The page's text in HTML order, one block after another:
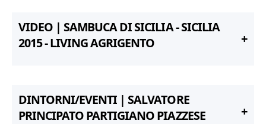
VIDEO | SAMBUCA DI SICILIA - SICILIA
2015 - LIVING AGRIGENTO
DINTORNI/EVENTI | SALVATORE
PRINCIPATO PARTIGIANO PIAZZESE